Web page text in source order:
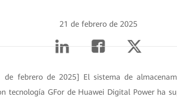
21 de febrero de 2025
de febrero de 2025] El sistema de
tecnología GFor de Huawei Digital Power ha